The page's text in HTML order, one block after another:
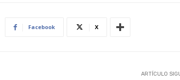
Facebook X
ARTÍCULO